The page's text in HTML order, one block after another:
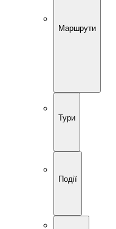
Маршрути
Тури
Події